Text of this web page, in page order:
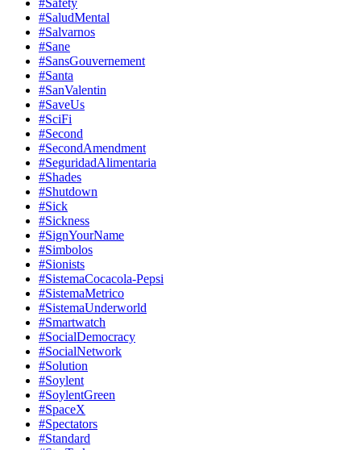
#Safety
#SaludMental
#Salvarnos
#Sane
#SansGouvernement
#Santa
#SanValentin
#SaveUs
#SciFi
#Second
#SecondAmendment
#SeguridadAlimentaria
#Shades
#Shutdown
#Sick
#Sickness
#SignYourName
#Simbolos
#Sionists
#SistemaCocacola-Pepsi
#SistemaMetrico
#SistemaUnderworld
#Smartwatch
#SocialDemocracy
#SocialNetwork
#Solution
#Soylent
#SoylentGreen
#SpaceX
#Spectators
#Standard